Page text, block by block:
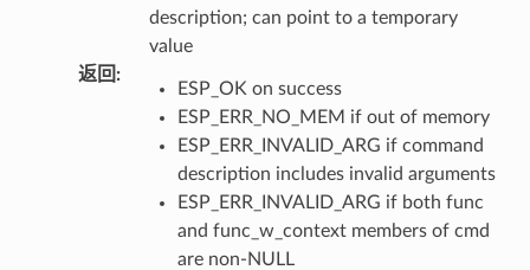
description; can point to a temporary
value
返回 :
ESP_OK on success
ESP_ERR_NO_MEM if out of memory
ESP_ERR_INVALID_ARG if command
description includes invalid arguments
ESP_ERR_INVALID_ARG if both func
and func_w_context members of cmd
are non-NULL